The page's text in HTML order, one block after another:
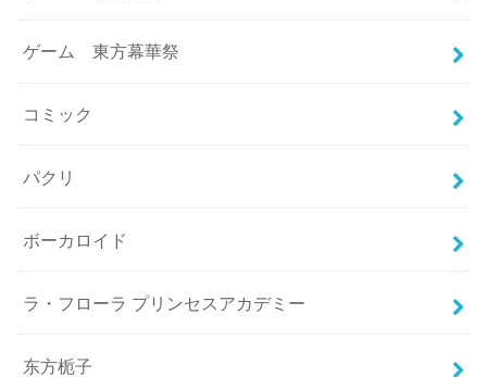
ゲーム 東方幕華祭
コミック
パクリ
ボーカロイド
ラ・フローラ プリンセスアカデミー
东方栀子